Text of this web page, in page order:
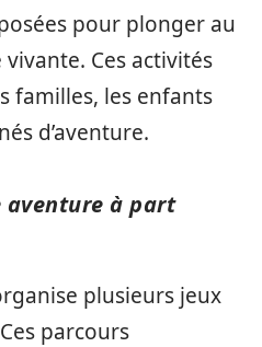
pour plonger au
Ces activités
familles, les enfants
d’aventure.
aventure à part
plusieurs jeux
parcours